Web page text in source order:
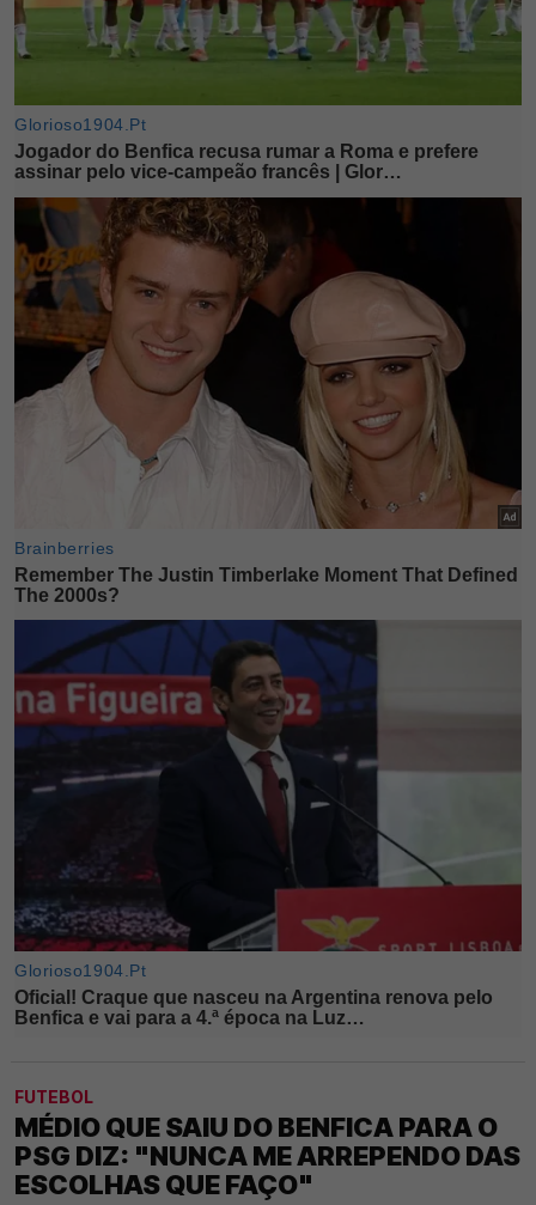
FUTEBOL
MÉDIO QUE SAIU DO BENFICA PARA O
PSG DIZ: "NUNCA ME ARREPENDO DAS
ESCOLHAS QUE FAÇO"